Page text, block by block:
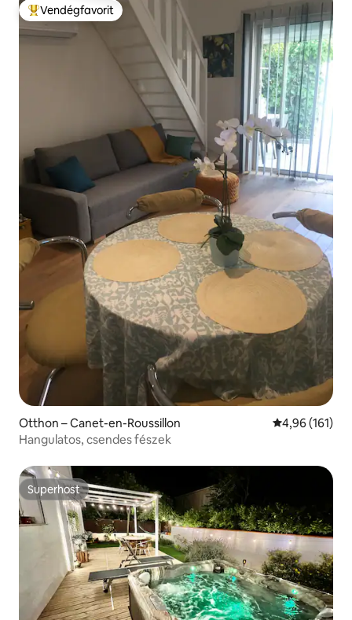
Kiemelt vendégfavorit
Vendégfavorit
Otthon – Canet-en-Roussillon Átlagos
4,96 (161)
Hangulatos, csendes fészek
Superhost
Superhost